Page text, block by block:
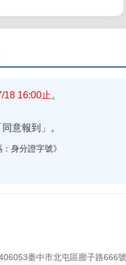
18 16:00止 。
意報到」。
身分證字號》
臺中市北屯區廍子路666